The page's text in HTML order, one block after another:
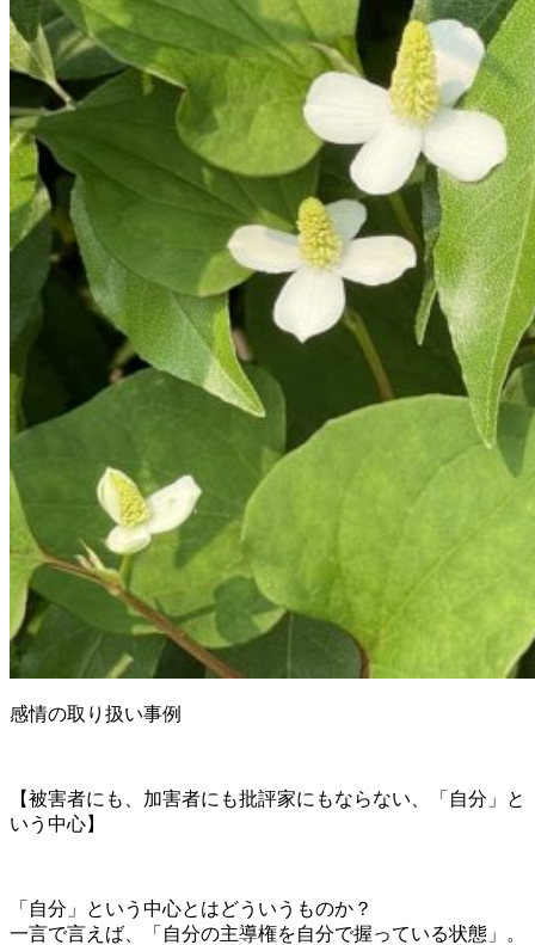
感情の取り扱い事例
【被害者にも、加害者にも批評家にもならない、「自分」と
いう中心】
「自分」という中心とはどういうものか？
一言で言えば、「自分の主導権を自分で握っている状態」。